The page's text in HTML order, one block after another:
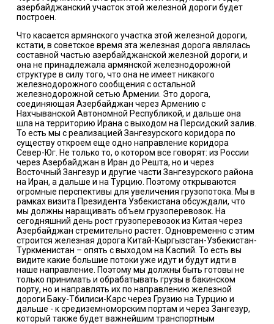
азербайджанский участок этой железной дороги будет
построен.
Что касается армянского участка этой железной дороги,
кстати, в советское время эта железная дорога являлась
составной частью азербайджанской железной дороги, и
она не принадлежала армянской железнодорожной
структуре в силу того, что она не имеет никакого
железнодорожного сообщения с остальной
железнодорожной сетью Армении. Это дорога,
соединяющая Азербайджан через Армению с
Нахчыванской Автономной Республикой, и дальше она
шла на территорию Ирана с выходом на Персидский залив.
То есть мы с реализацией Зангезурского коридора по
существу откроем еще одно направление коридора
Север-Юг. Не только то, о котором все говорят: из России
через Азербайджан в Иран до Решта, но и через
Восточный Зангезур и другие части Зангезурского района
на Иран, а дальше и на Турцию. Поэтому открываются
огромные перспективы для увеличения грузопотока. Мы в
рамках визита Президента Узбекистана обсуждали, что
мы должны наращивать объем грузоперевозок. На
сегодняшний день рост грузоперевозок из Китая через
Азербайджан стремительно растет. Одновременно с этим
строится железная дорога Китай-Кыргызстан-Узбекистан-
Туркменистан – опять с выходом на Каспий. То есть вы
видите какие большие потоки уже идут и будут идти в
наше направление. Поэтому мы должны быть готовы не
только принимать и обрабатывать грузы в бакинском
порту, но и направлять их по направлению железной
дороги Баку-Тбилиси-Карс через Грузию на Турцию и
дальше - к средиземноморским портам и через Зангезур,
который также будет важнейшим транспортным